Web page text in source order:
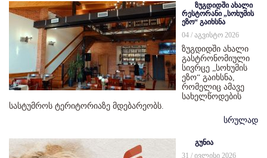
ზუგდიდში ახალი
რესტორანი „სოხუმის
ეზო“ გაიხსნა
04 / აგვისტო 2026
ზუგდიდში ახალი
გასტრონომიული
სივრცე „სოხუმის
ეზო“ გაიხსნა,
რომელიც ამავე
სახელწოდების
სასტუმროს ტერიტორიაზე მდებარეობს.
სრულად
გუნია
31 / ივლისი 2026